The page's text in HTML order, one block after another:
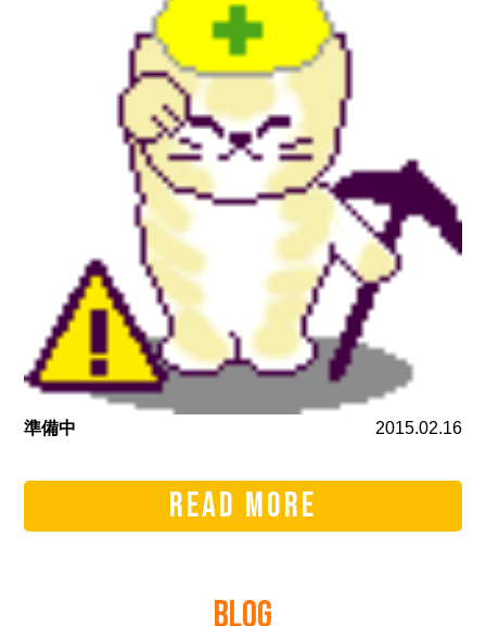
準備中 2015.02.16
READ MORE
BLOG